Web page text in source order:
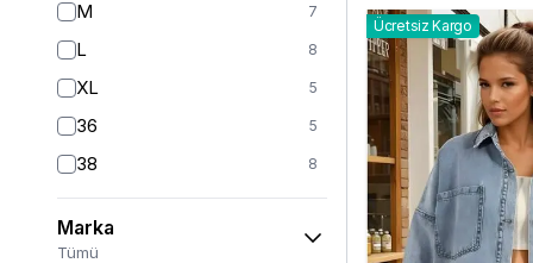
M 7
L 8
XL 5
36 5
38 8
40 7
42 7
Marka
Tümü
Ücretsiz Kargo